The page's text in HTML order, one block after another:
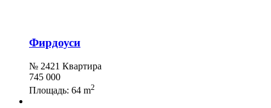
Фирдоуси
№ 2421 Квартира
745 000
Площадь: 64 m2